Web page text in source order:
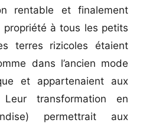
rentable et finalement
propriété à tous les petits
terres rizicoles étaient
dans l’ancien mode
et appartenaient aux
transformation en
permettrait aux